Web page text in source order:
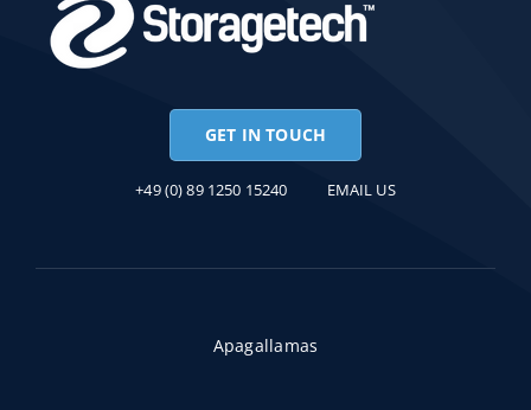
GET IN TOUCH
Apagallamas
+49 (0) 89 1250 15240 EMAIL US